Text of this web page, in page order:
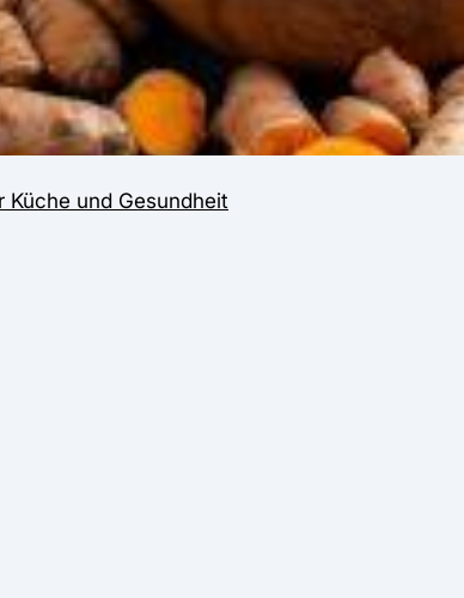
und Gesundheit